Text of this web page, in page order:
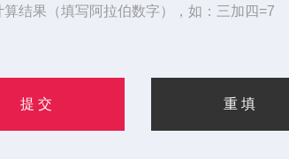
算结果（填写阿拉伯数字），如：三加四=7